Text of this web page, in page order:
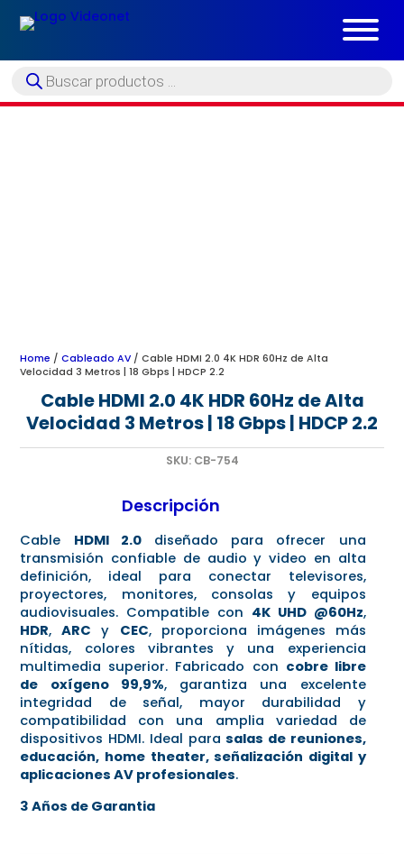
Búsqueda
de
Home /Cableado AV / Cable HDMI 2.0 4K HDR 60Hz de Alta
Velocidad 3 Metros | 18 Gbps | HDCP 2.2
Cable HDMI 2.0 4K HDR 60Hz de Alta
Velocidad 3 Metros | 18 Gbps | HDCP 2.2
SKU: CB-754
Descripción
Cable HDMI 2.0diseñado para ofrecer una
transmisión confiable de audio y video en alta
definición, ideal para conectar televisores,
proyectores, monitores, consolas y equipos
audiovisuales. Compatible con 4K UHD @60Hz,
HDR,ARC y CEC, proporciona imágenes más
nítidas, colores vibrantes y una experiencia
multimedia superior. Fabricado con cobre libre
de oxígeno 99,9%, garantiza una excelente
integridad de señal, mayor durabilidad y
compatibilidad con una amplia variedad de
dispositivos HDMI. Ideal parasalas de reuniones,
educación, home theater, señalización digital y
aplicaciones AV profesionales.
3 Años de Garantia